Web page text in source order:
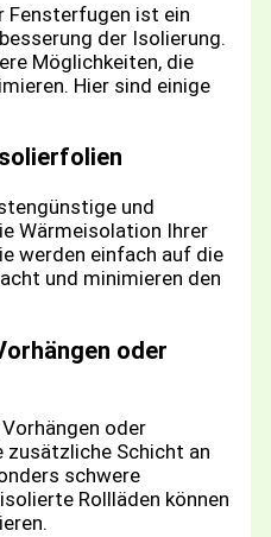
Fensterfugen ist ein
der Isolierung.
Möglichkeiten, die
Hier sind einige
und
Wärmeisolation Ihrer
werden einfach auf die
und minimieren den
oder
oder
zusätzliche Schicht an
schwere
Rollläden können